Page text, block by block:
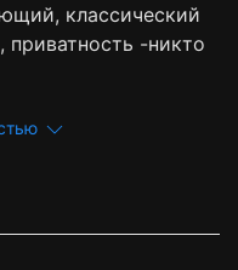
классический
-никто